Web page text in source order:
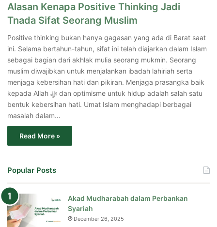
Alasan Kenapa Positive Thinking Jadi
Tnada Sifat Seorang Muslim
Positive thinking bukan hanya gagasan yang ada di Barat saat
ini. Selama bertahun-tahun, sifat ini telah diajarkan dalam Islam
sebagai bagian dari akhlak mulia seorang mukmin. Seorang
muslim diwajibkan untuk menjalankan ibadah lahiriah serta
menjaga kebersihan hati dan pikiran. Menjaga prasangka baik
kepada Allah ﷻ dan optimisme untuk hidup adalah salah satu
bentuk kebersihan hati. Umat Islam menghadapi berbagai
masalah dalam…
Read More »
Popular Posts
Akad Mudharabah dalam Perbankan
Syariah
December 26, 2025